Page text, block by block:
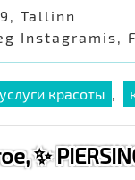
Tallinn
Instagramis,
услуги красоты ,
✨